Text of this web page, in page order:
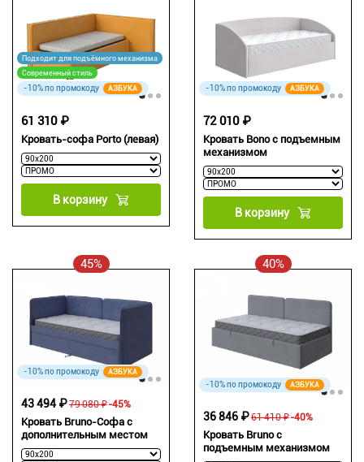
Подходит для подъёмного механизма
Современный стиль
-10% по промокоду АЗБУКА
Кровать-софа Porto (левая)
61 310 ₽
В корзину
-10% по промокоду АЗБУКА
Кровать Bono с подъемным
механизмом
72 010 ₽
В корзину
45%
-10% по промокоду АЗБУКА
Кровать Bruno-Софа с
дополнительным местом
79 080 ₽
43 494 ₽ -45%
40%
-10% по промокоду АЗБУКА
Кровать Bruno с
подъемным механизмом
61 410 ₽
36 846 ₽ -40%